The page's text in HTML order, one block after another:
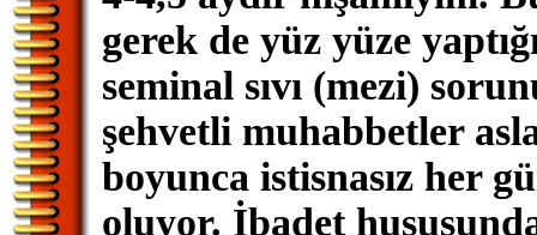
gerek de yüz yüze
seminal sıvı (mezi)
şehvetli muhabbetler
boyunca istisnasız her
oluyor. İbadet